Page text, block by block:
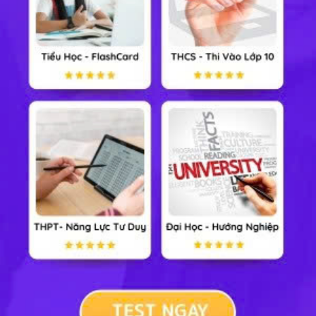
GDCD 8
Công nghệ 8
Tin học 8
Cộng đồng
Tiểu Học
Lớp 6
Lớp 7
Lớp 8
Lớp 9
Lớp 10
Lớp 11
Lớp 12
Đại Học
TẢI ỨNG DỤNG HỌC247